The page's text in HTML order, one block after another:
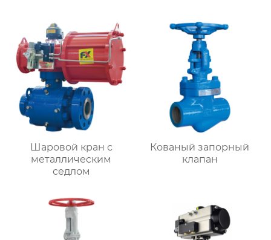
Шаровой кран с
металлическим
седлом
Кованый запорный
клапан